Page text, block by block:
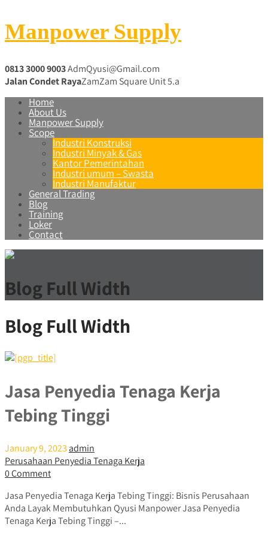
Manpower Supply
0813 3000 9003AdmQyusi@Gmail.com
Jalan Condet RayaZamZam Square Unit 5.a
Home
About Us
Manpower Supply
Scope
Industri Konstruksi
Industri Minyak & Gas
Kantor Pemerintahan
Industri umum – Swasta
Industri Manufaktur
General Trading
Blog
Training
Loker
Contact
Blog Full Width
Blog Full Width
Jasa Penyedia Tenaga Kerja
Tebing Tinggi
January 9, 2023 admin
Perusahaan Penyedia Tenaga Kerja
0 Comment
Jasa Penyedia Tenaga Kerja Tebing Tinggi: Bisnis Perusahaan
Anda Layak Membutuhkan Qyusi Manpower Jasa Penyedia
Tenaga Kerja Tebing Tinggi –...